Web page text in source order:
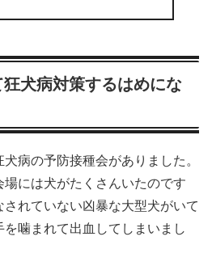
犬病対策するはめにな
病の予防接種会がありました。
には犬がたくさんいたのです
れていない凶暴な大型犬がいて
噛まれて出血してしまいまし